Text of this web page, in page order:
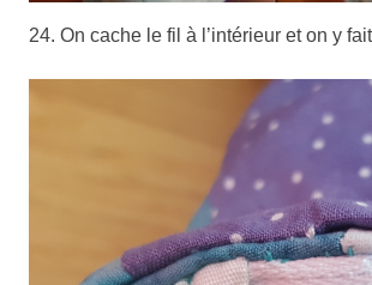
24. On cache le fil à l’intérieur et on y